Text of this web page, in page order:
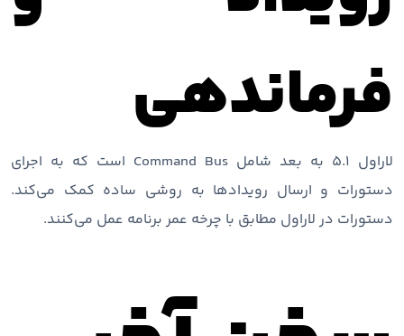
فرماندهی
لاراول 5.1 به بعد شامل Command Bus است که به اجرای
دستورات و ارسال رویدادها به روشی ساده کمک می‌کند.
دستورات در لاراول مطابق با چرخه عمر برنامه عمل می‌کنند.